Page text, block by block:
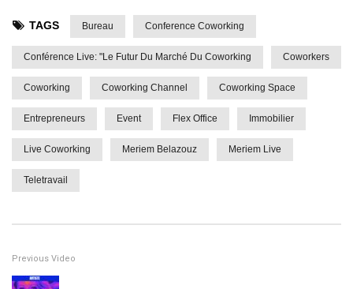
TAGS Bureau Conference Coworking
Conférence Live: "Le Futur Du Marché Du Coworking Coworkers
Coworking Coworking Channel Coworking Space
Entrepreneurs Event Flex Office Immobilier
Live Coworking Meriem Belazouz Meriem Live
Teletravail
Previous Video